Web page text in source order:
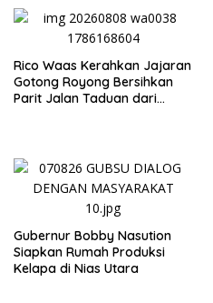
Rico Waas Kerahkan Jajaran
Gotong Royong Bersihkan
Parit Jalan Taduan dari
Gubernur Bobby Nasution
Siapkan Rumah Produksi
Kelapa di Nias Utara